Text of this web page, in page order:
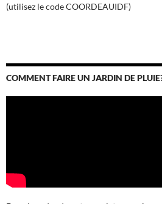
(utilisez le code COORDEAUIDF)
COMMENT FAIRE UN JARDIN DE